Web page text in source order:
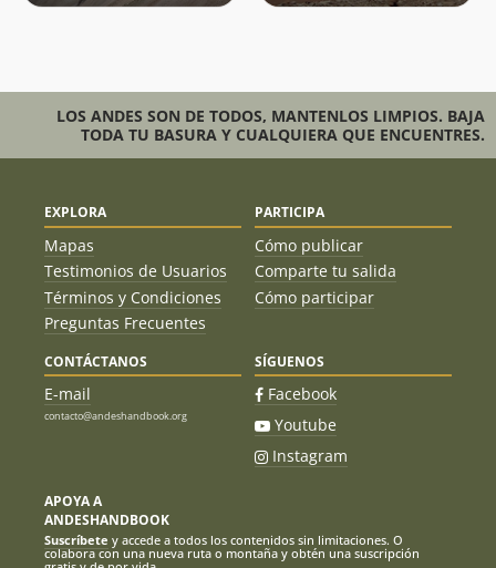
LOS ANDES SON DE TODOS, MANTENLOS LIMPIOS. BAJA
TODA TU BASURA Y CUALQUIERA QUE ENCUENTRES.
EXPLORA
Mapas
Testimonios de Usuarios
Términos y Condiciones
Preguntas Frecuentes
PARTICIPA
Cómo publicar
Comparte tu salida
Cómo participar
CONTÁCTANOS
E-mail
contacto@andeshandbook.org
SÍGUENOS
Facebook
Youtube
Instagram
APOYA A
ANDESHANDBOOK
Suscríbete y accede a todos los contenidos sin limitaciones. O
colabora con una nueva ruta o montaña y obtén una suscripción